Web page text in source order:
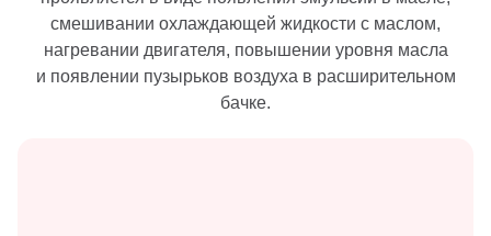
смешивании охлаждающей жидкости с маслом,
нагревании двигателя, повышении уровня масла
и появлении пузырьков воздуха в расширительном
бачке.